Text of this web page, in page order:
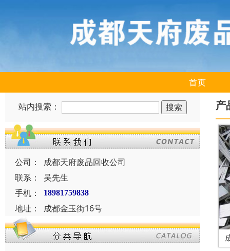
首页
站内搜索：
公司：
成都天府废品回收公司
联系：
吴先生
手机：
18981759838
地址： 成都金玉街16号
产